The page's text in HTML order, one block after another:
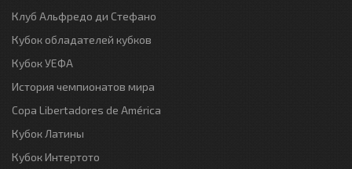
Клуб Альфредо ди Стефано
Кубок обладателей кубков
Кубок УЕФА
История чемпионатов мира
Copa Libertadores de América
Кубок Латины
Кубок Интертото